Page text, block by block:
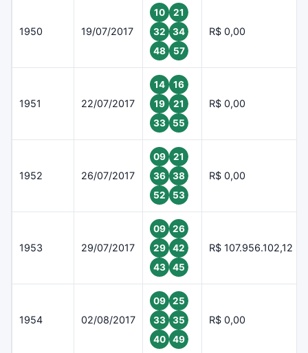
1950 19/07/2017
10
21
32
34
48
57
R$ 0,00
1951 22/07/2017
14
16
19
21
33
55
R$ 0,00
1952 26/07/2017
09
21
36
38
52
53
R$ 0,00
1953 29/07/2017
09
26
29
42
43
45
R$ 107.956.102,12
1954 02/08/2017
09
25
33
35
40
49
R$ 0,00